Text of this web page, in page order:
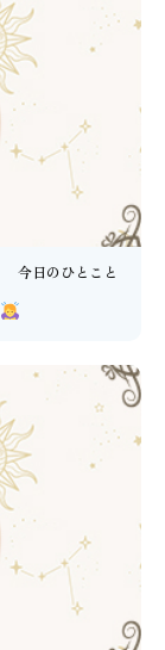
今日のひとこと